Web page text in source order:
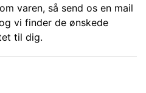
varen, så send os en mail
vi finder de ønskede
til dig.